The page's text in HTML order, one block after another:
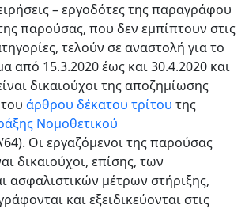
– εργοδότες της παραγράφου
παρούσας, που δεν εμπίπτουν στις
τελούν σε αναστολή για το
από 15.3.2020 έως και 30.4.2020 και
δικαιούχοι της αποζημίωσης
άρθρου δέκατου τρίτου της
Νομοθετικού
Οι εργαζόμενοι της παρούσας
δικαιούχοι, επίσης, των
ασφαλιστικών μέτρων στήριξης,
και εξειδικεύονται στις